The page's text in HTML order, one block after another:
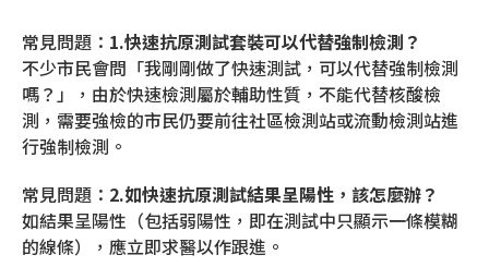
常見問題： 1.快速抗原測試套裝可以代替強制檢測？
不少市民會問「我剛剛做了快速測試，可以代替強制檢測
嗎？」，由於快速檢測屬於輔助性質，不能代替核酸檢
測，需要強檢的市民仍要前往社區檢測站或流動檢測站進
行強制檢測。
常見問題： 2.如快速抗原測試結果呈陽性，該怎麼辦？
如結果呈陽性（包括弱陽性，即在測試中只顯示一條模糊
的線條），應立即求醫以作跟進。